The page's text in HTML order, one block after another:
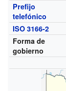
Prefijo
telefónico
ISO 3166-2
Forma de
gobierno